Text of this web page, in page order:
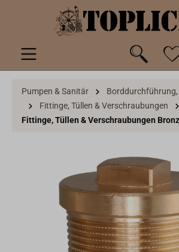
springen
Pumpen & Sanitär
Fittinge, Tüllen & Verschraubungen
Fittinge, Tüllen & Verschraubungen